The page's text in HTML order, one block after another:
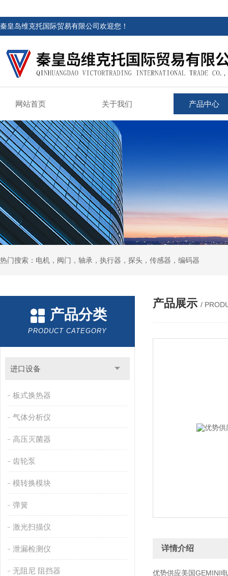
秦皇岛维克托国际贸易有限公司欢迎您！
网站首页 关于我们 产品中心
热门搜索：电机，阀门，轴承，执行器，探头，传感器，编码器
产品分类
PRODUCT CATEGORY
进口设备
板式换热器
气体分析仪
高压灭菌器
齿轮泵
模转换模块
弹簧
激光扫描仪
泄漏检测仪
无阻尼 阻挡器
产品展示 /
详情介绍
优势供应美国GEMINI